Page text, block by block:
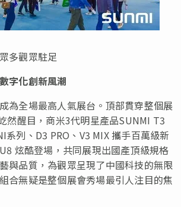
多觀眾駐足
字化創新風潮
為全場最高人氣展台。頂部貫穿整個展
然醒目，商米3代明星產品SUNMI T3
系列、D3 PRO、V3 MIX 攜手百萬級新
炫酷登場，共同展現出國產頂級規格
與品質，為觀眾呈現了中國科技的無限
合無疑是整個展會秀場最引人注目的焦